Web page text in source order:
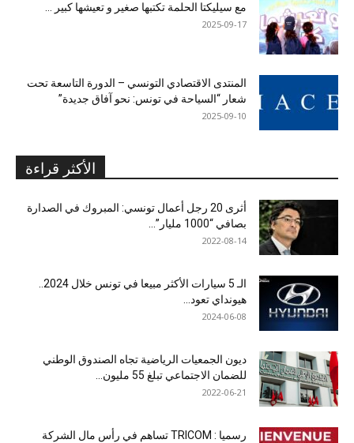
مع سيليكتا الحلمة تكتبها صغير و تعيشها كبير …
2025-09-17
المنتدى الاقتصادي التونسي – الدورة التاسعة تحت
شعار “السياحة في تونس: نحو آفاق جديدة”
2025-09-10
الأكثر قراءة
أثرى 20 رجل أعمال تونسي: المبروك في الصدارة
بصافي “1000 مليار”...
2022-08-14
هيونداي تعود...
2024-06-08
ديون الجمعيات الرياضية تجاه الصندوق الوطني
للضمان الاجتماعي تبلغ 55 مليون...
2022-06-21
رسميا : TRICOM تساهم في رأس مال الشركة